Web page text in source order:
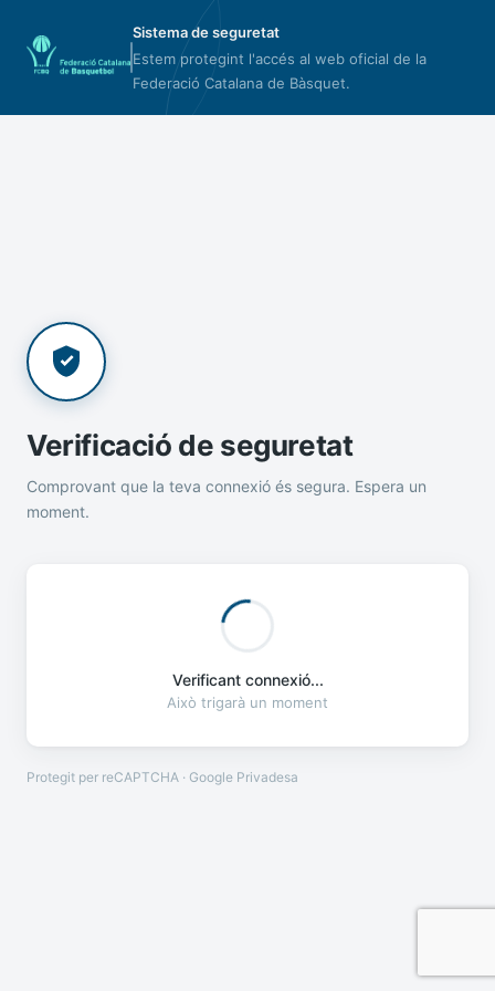
Sistema de seguretat
Estem protegint l'accés al web oficial de la
Federació Catalana de Bàsquet.
Verificació de seguretat
Comprovant que la teva connexió és segura. Espera un
moment.
Verificant connexió...
Això trigarà un moment
Protegit per reCAPTCHA · Google Privadesa